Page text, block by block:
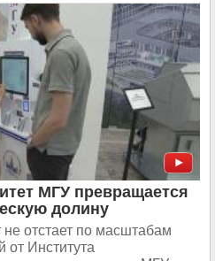
МГУ превращается
долину
не отстает по масштабам
от Института